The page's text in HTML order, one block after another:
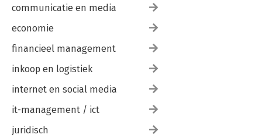
communicatie en media
economie
financieel management
inkoop en logistiek
internet en social media
it-management / ict
juridisch